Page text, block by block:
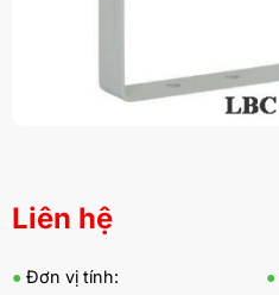
Liên hệ
● Đơn vị tính: ●